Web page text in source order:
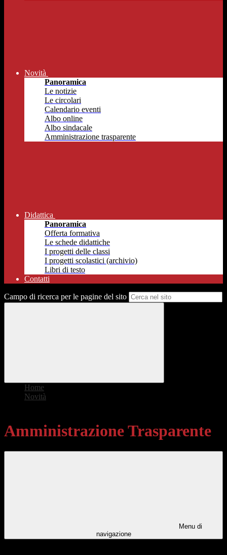
Novità
Panoramica
Le notizie
Le circolari
Calendario eventi
Albo online
Albo sindacale
Amministrazione trasparente
Didattica
Panoramica
Offerta formativa
Le schede didattiche
I progetti delle classi
I progetti scolastici (archivio)
Libri di testo
Contatti
Campo di ricerca per le pagine del sito
Home
Novità
Amministrazione Trasparente
Menu di
navigazione